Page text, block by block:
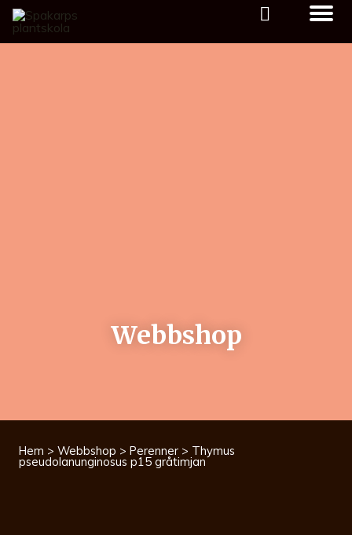
Webbshop
Hem > Webbshop > Perenner > Thymus
pseudolanunginosus p15 gråtimjan